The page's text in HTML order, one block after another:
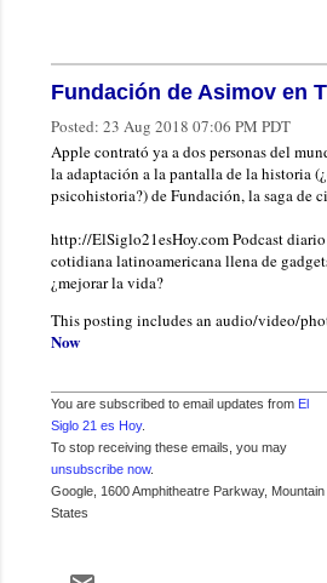
Fundación de Asimov en
Posted: 23 Aug 2018 07:06 PM PDT
Apple contrató ya a dos personas del
la adaptación a la pantalla de la historia
psicohistoria?) de Fundación, la saga de
http://ElSiglo21esHoy.com Podcast
cotidiana latinoamericana llena de
¿mejorar la vida?
This posting includes an audio/video/
Now
You are subscribed to email updates from El
Siglo 21 es Hoy.
To stop receiving these emails, you may
unsubscribe now.
Google, 1600 Amphitheatre Parkway,
States